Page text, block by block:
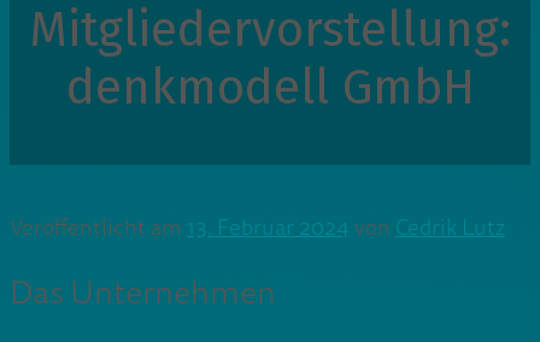
Mitgliedervorstellung:
denkmodell GmbH
Veröffentlicht am 13. Februar 2024von Cedrik Lutz
Das Unternehmen